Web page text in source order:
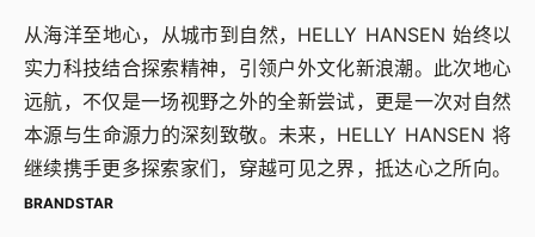
从海洋至地心，从城市到自然，HELLY HANSEN 始终以
实力科技结合探索精神，引领户外文化新浪潮。此次地心
远航，不仅是一场视野之外的全新尝试，更是一次对自然
本源与生命源力的深刻致敬。未来，HELLY HANSEN 将
继续携手更多探索家们，穿越可见之界，抵达心之所向。
BRANDSTAR